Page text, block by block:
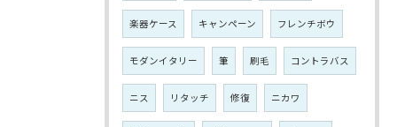
楽器ケース キャンペーン フレンチボウ
モダンイタリー 筆 刷毛 コントラバス
ニス リタッチ 修復 ニカワ